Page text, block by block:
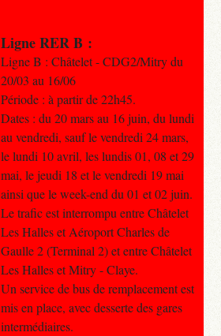
Ligne RER B :
Ligne B : Châtelet - CDG2/Mitry du
20/03 au 16/06
Période : à partir de 22h45.
Dates : du 20 mars au 16 juin, du lundi
au vendredi, sauf le vendredi 24 mars,
le lundi 10 avril, les lundis 01, 08 et 29
mai, le jeudi 18 et le vendredi 19 mai
ainsi que le week-end du 01 et 02 juin.
Le trafic est interrompu entre Châtelet
Les Halles et Aéroport Charles de
Gaulle 2 (Terminal 2) et entre Châtelet
Les Halles et Mitry - Claye.
Un service de bus de remplacement est
mis en place, avec desserte des gares
intermédiaires.